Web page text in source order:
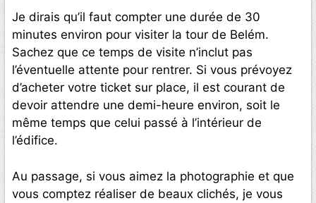
Je dirais qu’il faut compter une durée de 30
minutes environ pour visiter la tour de Belém.
Sachez que ce temps de visite n’inclut pas
l’éventuelle attente pour rentrer. Si vous prévoyez
d’acheter votre ticket sur place, il est courant de
devoir attendre une demi-heure environ, soit le
même temps que celui passé à l’intérieur de
l’édifice.
Au passage, si vous aimez la photographie et que
vous comptez réaliser de beaux clichés, je vous